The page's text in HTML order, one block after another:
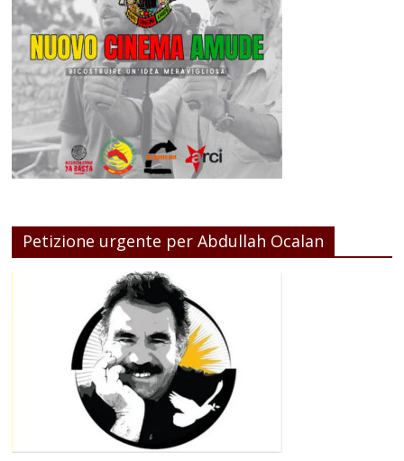
Petizione urgente per Abdullah Ocalan